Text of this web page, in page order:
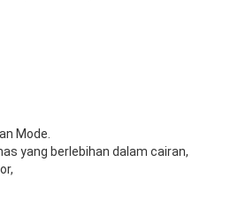
Mode.
yang berlebihan dalam cairan,